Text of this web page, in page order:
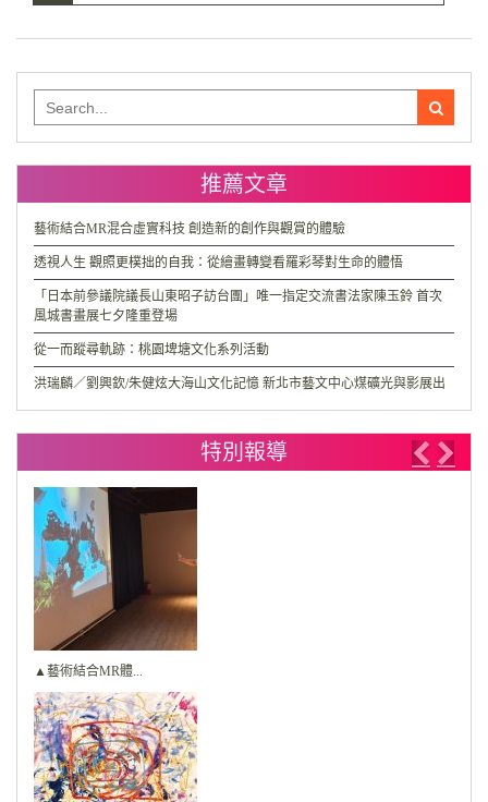
for:
推薦文章
藝術結合MR混合虛實科技 創造新的創作與觀賞的體驗
透視人生 觀照更樸拙的自我：從繪畫轉變看羅彩琴對生命的體悟
「日本前參議院議長山東昭子訪台團」唯一指定交流書法家陳玉鈴 首次
風城書畫展七夕隆重登場
從一而蹤尋軌跡：桃園埤塘文化系列活動
洪瑞麟／劉興欽/朱健炫大海山文化記憶 新北市藝文中心煤礦光與影展出
特別報導
▲藝術結合MR體...